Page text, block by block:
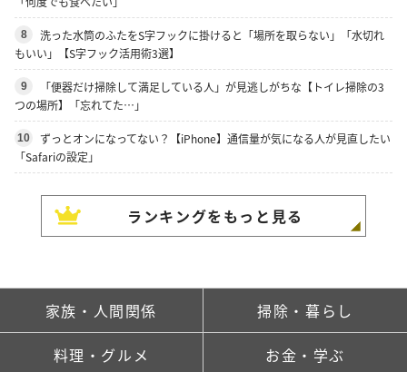
8
洗った水筒のふたをS字フックに掛けると「場所を取らない」「水切れ
もいい」【S字フック活用術3選】
9
「便器だけ掃除して満足している人」が見逃しがちな【トイレ掃除の3
つの場所】「忘れてた…」
10
ずっとオンになってない？【iPhone】通信量が気になる人が見直したい
「Safariの設定」
ランキングをもっと見る
家族・人間関係 掃除・暮らし
料理・グルメ お金・学ぶ